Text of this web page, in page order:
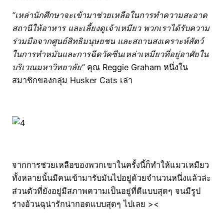
“เหล่านักศึกษาจะเข้ามาช่วยเหลือในการทำความสะอาด
สถานีให้อาหาร และเลี้ยงดูเจ้าเหมียว พวกเราได้รับความ
ร่วมมือจากศูนย์สิทธิมนุษยชน และสถานสงเคราะห์สัตว์
ในการทำหมันและการฉีดวัคซีนเหล่าเหมียวที่อยู่อาศัยใน
บริเวณมหาวิทยาลัย”คุณ Reggie Graham หนึ่งใน
สมาชิกของกลุ่ม Husker Cats เล่า
จากการช่วยเหลือของพวกเขาในครั้งนี้ก็ทำให้แมวเหมียว
ทั้งหลายนั้นมีคนเข้ามารับมันไปอยู่ด้วยจำนวนหนึ่งแล้วล่ะ
ส่วนตัวที่ยังอยู่มีสภาพความเป็นอยู่ที่ดีแบบสุดๆ จนมีรูป
ร่างอ้วนฉุน่ารักน่ากอดแบบสุดๆ ไปเลย ><